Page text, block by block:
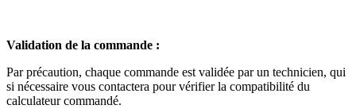
Validation de la commande :
Par précaution, chaque commande est validée par un technicien, qui
si nécessaire vous contactera pour vérifier la compatibilité du
calculateur commandé.